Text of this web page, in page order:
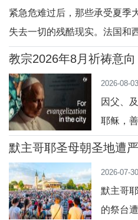
安第斯
之圣事
与使命
兄情谊
紧急危难过后，那些承受夏季
失去一切的残酷现实。法国和
这次火灾影响的人提供援助，
千上万家庭失去了家园和所有
了意大利，尤其是法国和西班
教宗2026年8月祈祷意
2026-08-
因父、
耶稣，
广场，
匆忙中
市的心
与孤独
默主哥耶圣母朝圣地遭
2026-07-
默主哥
的祭台